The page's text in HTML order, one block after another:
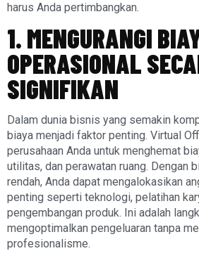
harus Anda pertimbangkan.
1. MENGURANGI
OPERASIONAL
SIGNIFIKAN
Dalam dunia bisnis yang semakin
biaya menjadi faktor penting. Virtual
perusahaan Anda untuk menghemat
utilitas, dan perawatan ruang. Dengan
rendah, Anda dapat mengalokasikan
penting seperti teknologi, pelatihan
pengembangan produk. Ini adalah
mengoptimalkan pengeluaran tanpa
profesionalisme.